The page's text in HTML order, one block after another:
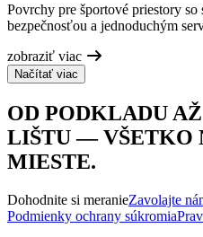
Povrchy pre športové priestory
bezpečnosťou a jednoduchým
zobraziť viac
Načítať viac
OD PODKLADU
LIŠTU — VŠETKO
MIESTE.
Dohodnite si meranieZavolajte
Podmienky ochrany súkromia